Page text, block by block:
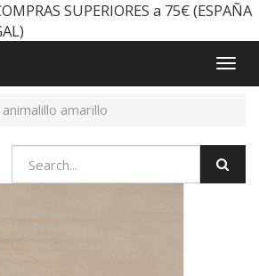
SUPERIORES a 75€ (ESPAÑA
amarillo